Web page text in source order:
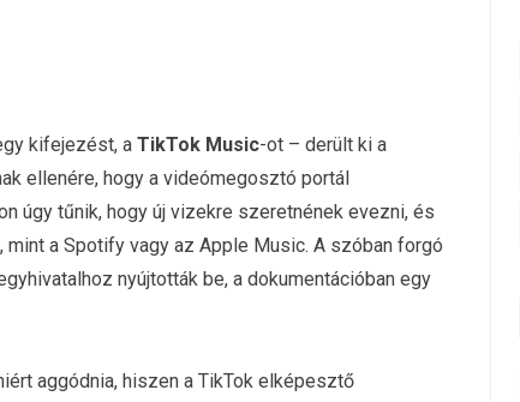
kifejezést, a TikTok Music-ot – derült ki a
ellenére, hogy a videómegosztó portál
úgy tűnik, hogy új vizekre szeretnének evezni, és
a Spotify vagy az Apple Music. A szóban forgó
nyújtották be, a dokumentációban egy
aggódnia, hiszen a TikTok elképesztő